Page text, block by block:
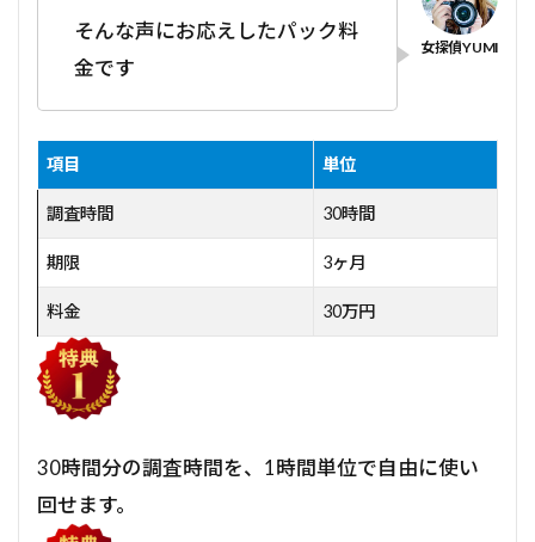
そんな声にお応えしたパック料
金です
項目 単位
調査時間 30時間
期限 3ヶ月
料金 30万円
30時間分の調査時間を、1時間単位で自由に使い
回せます。